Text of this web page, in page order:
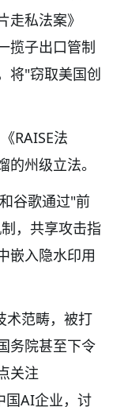
走私法案》
揽子出口管制
将"窃取美国创
RAISE法
州级立法。
谷歌通过"前
，共享攻击指
嵌入隐水印用
术范畴，被打
务院甚至下令
关注
国AI企业，讨